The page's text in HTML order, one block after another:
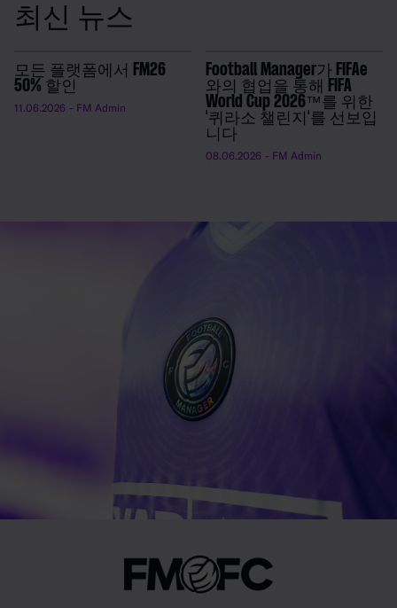
최신 뉴스
모든 플랫폼에서 FM26
50% 할인
11.06.2026 - FM Admin
Football Manager가 FIFAe
와의 협업을 통해 FIFA
World Cup 2026™를 위한
'퀴라소 챌린지'를 선보입
니다
08.06.2026 - FM Admin